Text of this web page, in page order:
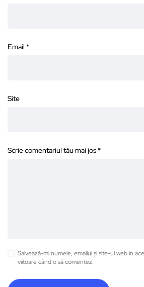
Email *
Site
Scrie comentariul tău mai jos *
Salvează-mi numele, emailul și site-ul web în
viitoare când o să comentez.